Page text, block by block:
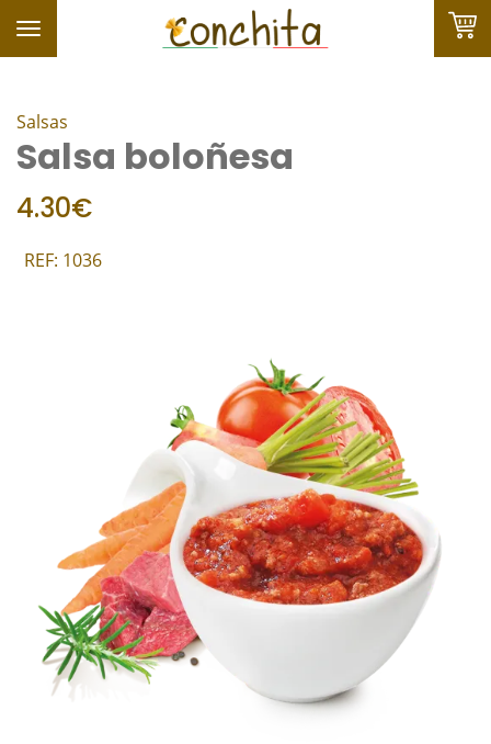
Toggle
navigation
FAVORITOS
HOME
HORARIOS Y CONTACTOS
LLAMAR AHORA
Salsas
Salsa boloñesa
4.30€
REF: 1036